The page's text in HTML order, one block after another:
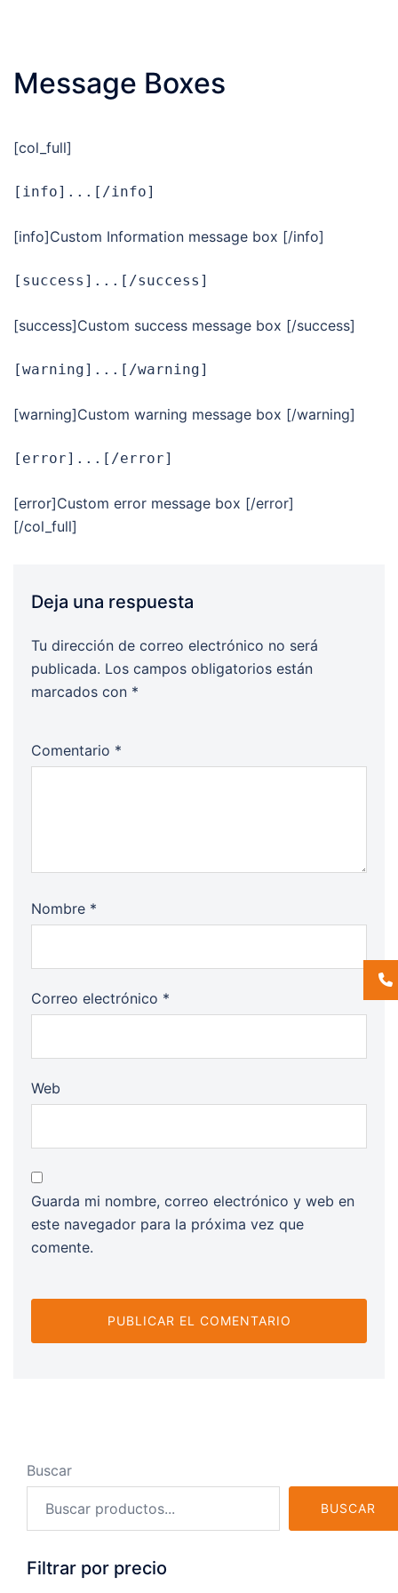
Message Boxes
[col_full]
[info]...[/info]
[info]Custom Information message box [/info]
[success]...[/success]
[success]Custom success message box [/success]
[warning]...[/warning]
[warning]Custom warning message box [/warning]
[error]...[/error]
[error]Custom error message box [/error]
[/col_full]
Deja una respuesta
Tu dirección de correo electrónico no será
publicada. Los campos obligatorios están
marcados con *
Comentario *
Nombre *
Correo electrónico *
Web
Guarda mi nombre, correo electrónico y web en
este navegador para la próxima vez que
comente.
Buscar
BUSCAR
Filtrar por precio